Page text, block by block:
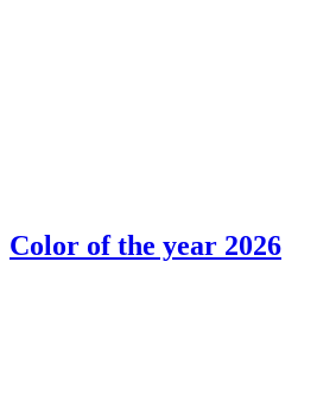
Color of the year 2026